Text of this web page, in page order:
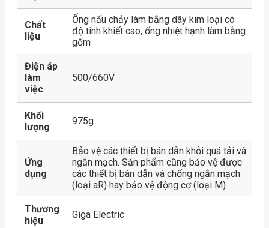
Chất
liệu
Ống nấu chảy làm bằng dây kim loại có
độ tinh khiết cao, ống nhiệt hạnh làm bằng
gốm
Điện áp
làm
việc
500/660V
Khối
lượng
975g
Ứng
dụng
Bảo vệ các thiết bị bán dẫn khỏi quá tải và
ngắn mạch. Sản phẩm cũng bảo vệ được
các thiết bị bán dẫn và chống ngắn mạch
(loại aR) hay bảo vệ động cơ (loại M)
Thương
hiệu
Giga Electric